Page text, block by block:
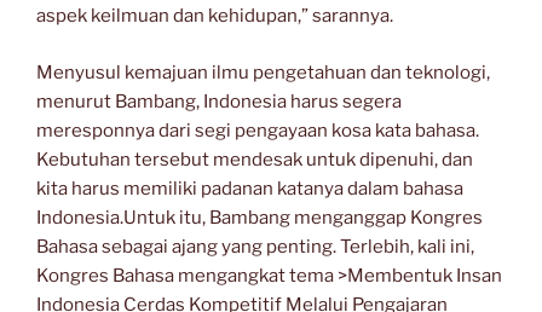
aspek keilmuan dan kehidupan,” sarannya.
Menyusul kemajuan ilmu pengetahuan dan teknologi,
menurut Bambang, Indonesia harus segera
meresponnya dari segi pengayaan kosa kata bahasa.
Kebutuhan tersebut mendesak untuk dipenuhi, dan
kita harus memiliki padanan katanya dalam bahasa
Indonesia.Untuk itu, Bambang menganggap Kongres
Bahasa sebagai ajang yang penting. Terlebih, kali ini,
Kongres Bahasa mengangkat tema >Membentuk Insan
Indonesia Cerdas Kompetitif Melalui Pengajaran